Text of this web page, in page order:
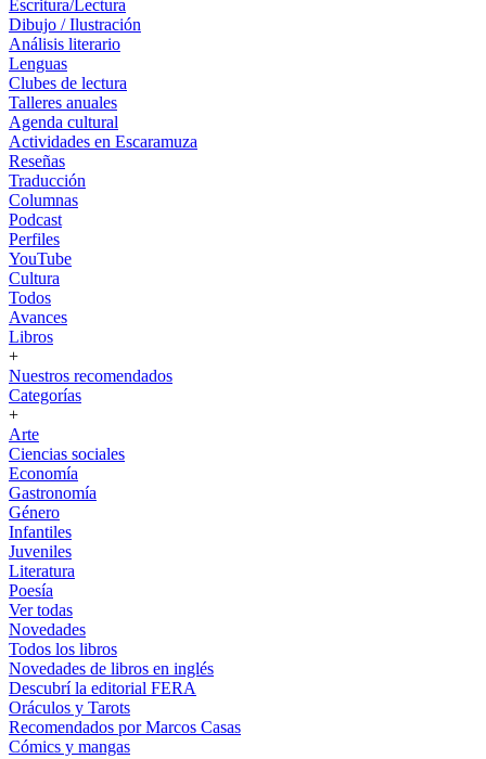
Escritura/Lectura
Dibujo / Ilustración
Análisis literario
Lenguas
Clubes de lectura
Talleres anuales
Agenda cultural
Actividades en Escaramuza
Reseñas
Traducción
Columnas
Podcast
Perfiles
YouTube
Cultura
Todos
Avances
Libros
+
Nuestros recomendados
Categorías
+
Arte
Ciencias sociales
Economía
Gastronomía
Género
Infantiles
Juveniles
Literatura
Poesía
Ver todas
Novedades
Todos los libros
Novedades de libros en inglés
Descubrí la editorial FERA
Oráculos y Tarots
Recomendados por Marcos Casas
Cómics y mangas